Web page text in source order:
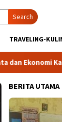
Search
TRAVELING-
Kabupaten
BERITA UTAMA